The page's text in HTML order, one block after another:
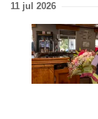
11 jul 2026